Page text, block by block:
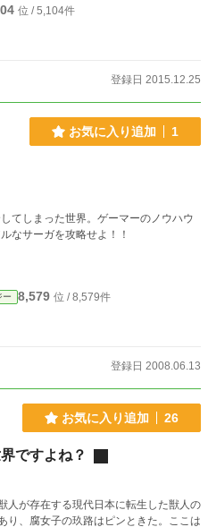
位 / 5,104件
登録日 2015.12.25
お気に入り追加 1
てしまった世界。ゲーマーのノウハウ
なサーガを攻略せよ！！
ー 8,579 位 / 8,579件
登録日 2008.06.13
お気に入り追加 26
ですよね？
人が存在する現代日本に転生した獣人の
り、腐女子の玖路はピンときた。ここは